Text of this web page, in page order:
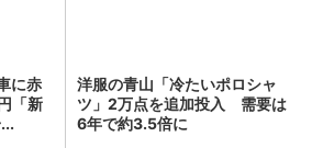
に赤
「新
洋服の青山「冷たいポロシャ
ツ」2万点を追加投入 需要は
6年で約3.5倍に